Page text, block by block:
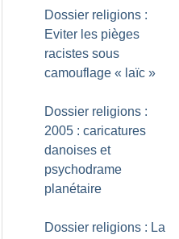
Dossier religions :
Eviter les pièges
racistes sous
camouflage « laïc »
Dossier religions :
2005 : caricatures
danoises et
psychodrame
planétaire
Dossier religions : La